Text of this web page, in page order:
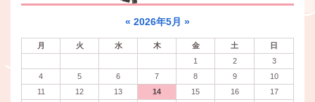
« 2026年5月 »
月 火 水 木 金 土
日
1
2
3
4
5 6 7 8 9
10
11
12 13 14 15 16
17